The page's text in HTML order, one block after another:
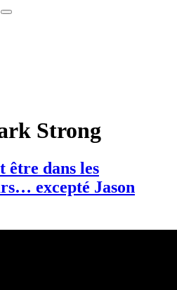
Rechercher
Strong
être dans les
excepté Jason